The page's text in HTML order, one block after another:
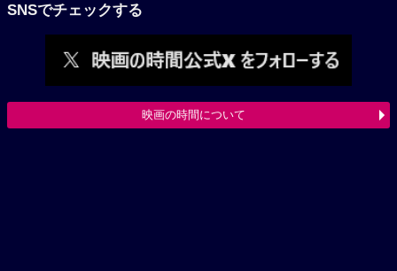
SNSでチェックする
映画の時間について